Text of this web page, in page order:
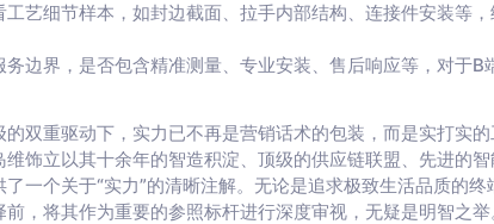
艺细节样本，如封边截面、拉手内部结构、连接件安装等
边界，是否包含精准测量、专业安装、售后响应等，对于B
双重驱动下，实力已不再是营销话术的包装，而是实打实
饰立以其十余年的智造积淀、顶级的供应链联盟、先进的
一个关于“实力”的清晰注解。无论是追求极致生活品质的
，将其作为重要的参照标杆进行深度审视，无疑是明智之举